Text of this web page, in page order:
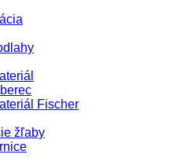
Fischer
žľaby